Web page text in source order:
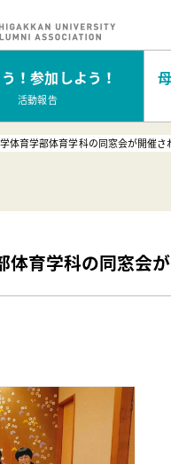
！参加しよう！
活動報告
体育学部体育学科の同窓会が開催さ
育学科の同窓会